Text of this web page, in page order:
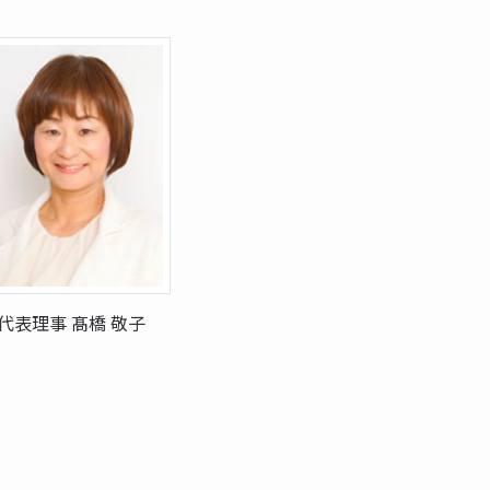
表理事 髙橋 敬子